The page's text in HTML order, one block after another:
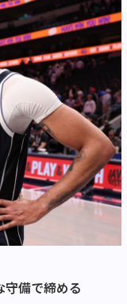
備で締める